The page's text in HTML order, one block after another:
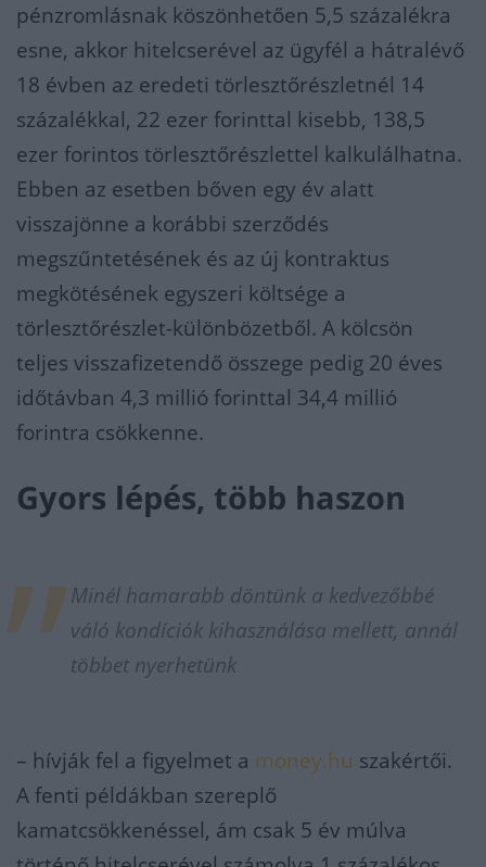
pénzromlásnak köszönhetően 5,5 százalékra
esne, akkor hitelcserével az ügyfél a hátralévő
18 évben az eredeti törlesztőrészletnél 14
százalékkal, 22 ezer forinttal kisebb, 138,5
ezer forintos törlesztőrészlettel kalkulálhatna.
Ebben az esetben bőven egy év alatt
visszajönne a korábbi szerződés
megszűntetésének és az új kontraktus
megkötésének egyszeri költsége a
törlesztőrészlet-különbözetből. A kölcsön
teljes visszafizetendő összege pedig 20 éves
időtávban 4,3 millió forinttal 34,4 millió
forintra csökkenne.
Gyors lépés, több haszon
Minél hamarabb döntünk a kedvezőbbé
váló kondíciók kihasználása mellett, annál
többet nyerhetünk
– hívják fel a figyelmet a money.hu szakértői.
A fenti példákban szereplő
kamatcsökkenéssel, ám csak 5 év múlva